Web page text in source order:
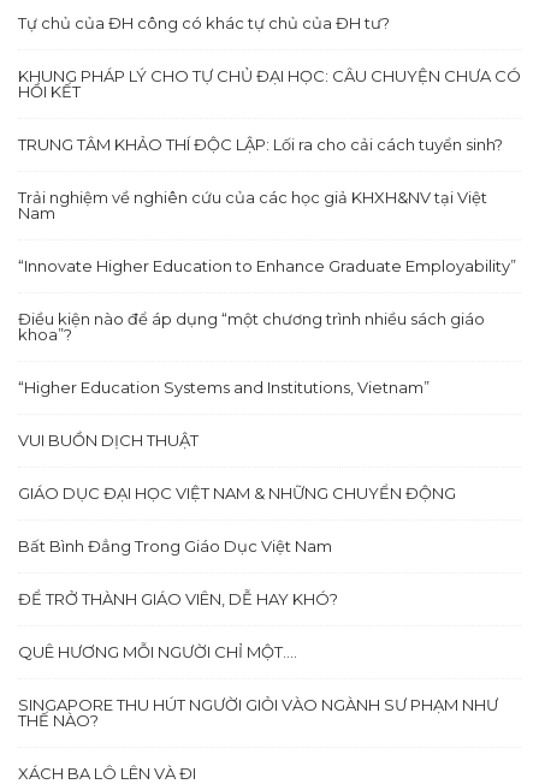
Tự chủ của ĐH công có khác tự chủ của ĐH tư?
KHUNG PHÁP LÝ CHO TỰ CHỦ ĐẠI HỌC: CÂU CHUYỆN CHƯA CÓ
HỒI KẾT
TRUNG TÂM KHẢO THÍ ĐỘC LẬP: Lối ra cho cải cách tuyển sinh?
Trải nghiệm về nghiên cứu của các học giả KHXH&NV tại Việt
Nam
“Innovate Higher Education to Enhance Graduate Employability”
Điều kiện nào để áp dụng “một chương trình nhiều sách giáo
khoa”?
“Higher Education Systems and Institutions, Vietnam”
VUI BUỒN DỊCH THUẬT
GIÁO DỤC ĐẠI HỌC VIỆT NAM & NHỮNG CHUYỂN ĐỘNG
Bất Bình Đẳng Trong Giáo Dục Việt Nam
ĐỂ TRỞ THÀNH GIÁO VIÊN, DỄ HAY KHÓ?
QUÊ HƯƠNG MỖI NGƯỜI CHỈ MỘT….
SINGAPORE THU HÚT NGƯỜI GIỎI VÀO NGÀNH SƯ PHẠM NHƯ
THẾ NÀO?
XÁCH BA LÔ LÊN VÀ ĐI